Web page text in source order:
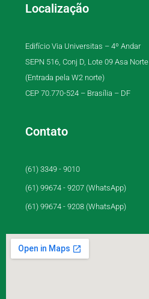
Localização
Edifício Via Universitas – 4º Andar
SEPN 516, Conj D, Lote 09 Asa Norte
(Entrada pela W2 norte)
CEP 70.770-524 – Brasília – DF
Contato
(61) 3349 - 9010
(61) 99674 - 9207 (WhatsApp)
(61) 99674 - 9208 (WhatsApp)